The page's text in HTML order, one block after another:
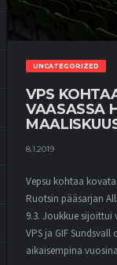
UNCATEGORIZED
VPS
VAASASSA
8.1.2019
Vepsu kohtaa
Ruotsin pääsarjan
9.3. Joukkue sijoittui
VPS ja GIF
aikaisempina